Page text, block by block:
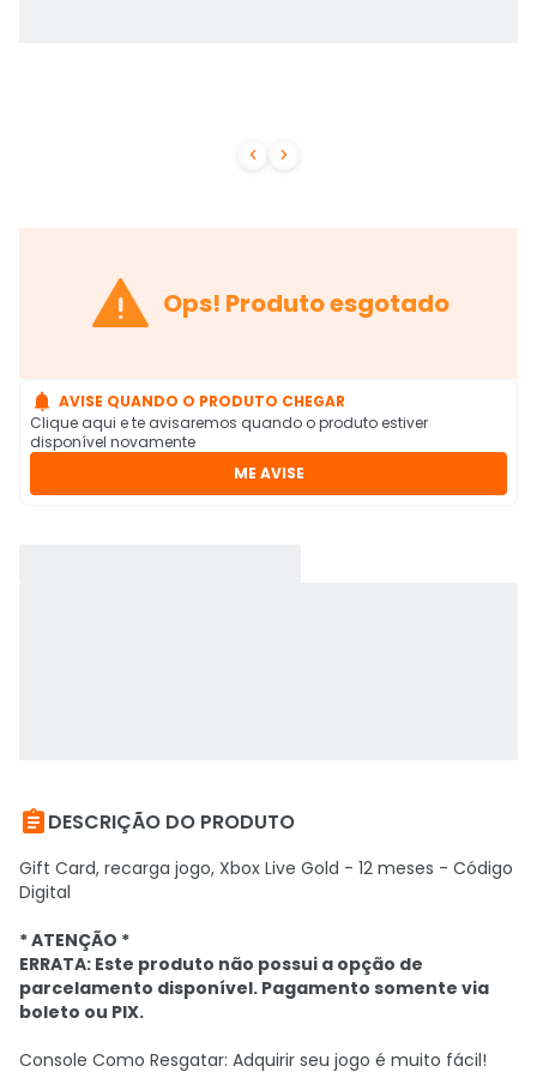
 
 Ops! Produto esgotado
 AVISE QUANDO O PRODUTO CHEGAR
Clique aqui e te avisaremos quando o produto estiver
disponível novamente
ME AVISE
DESCRIÇÃO DO PRODUTO
Gift Card, recarga jogo, Xbox Live Gold - 12 meses - Código
Digital
* ATENÇÃO *
ERRATA: Este produto não possui a opção de
parcelamento disponível. Pagamento somente via
boleto ou PIX.
Console Como Resgatar: Adquirir seu jogo é muito fácil!